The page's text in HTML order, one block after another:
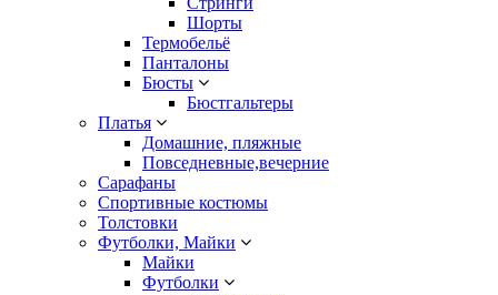
Шорты
Термобельё
Панталоны
Бюсты
Бюстгальтеры
Платья
Домашние, пляжные
Повседневные,вечерние
Сарафаны
Спортивные костюмы
Толстовки
Футболки, Майки
Майки
Футболки